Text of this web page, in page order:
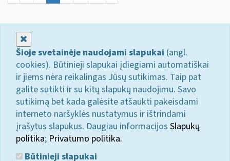
Šioje svetainėje naudojami slapukai (angl.
cookies). Būtinieji slapukai įdiegiami automatiškai
ir jiems nėra reikalingas Jūsų sutikimas. Taip pat
galite sutikti ir su kitų slapukų naudojimu. Savo
sutikimą bet kada galėsite atšaukti pakeisdami
interneto naršyklės nustatymus ir ištrindami
įrašytus slapukus. Daugiau informacijos Slapukų
politika; Privatumo politika.
Būtinieji slapukai